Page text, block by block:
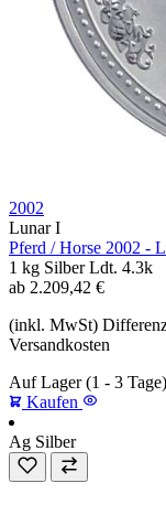
2002
Lunar I
Pferd / Horse 2002 -
1 kg Silber Ldt. 4.3k
ab 2.209,42 €
(inkl. MwSt)
Versandkosten
Auf Lager (1 - 3 Tage)
Kaufen
Ag Silber